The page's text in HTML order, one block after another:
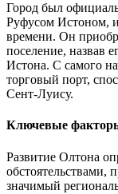
Город был
Руфусом Истоном,
времени. Он
поселение, назвав
Истона. С самого
торговый порт,
Сент-Луису.
Ключевые
Развитие Олтона
обстоятельствами,
значимый